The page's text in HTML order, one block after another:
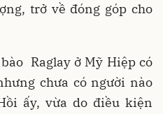
trở về đóng góp cho
Raglay ở Mỹ Hiệp có
chưa có người nào
ấy, vừa do điều kiện